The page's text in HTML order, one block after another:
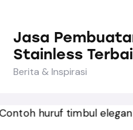
Jasa
Stainless
Berita & Inspirasi